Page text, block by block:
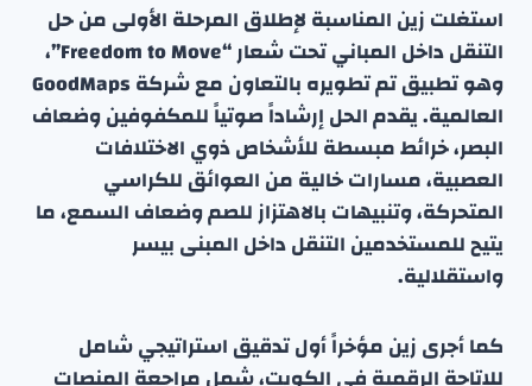
استغلت زين المناسبة لإطلاق المرحلة الأولى من حل
التنقل داخل المباني تحت شعار “Freedom to Move”،
وهو تطبيق تم تطويره بالتعاون مع شركة GoodMaps
العالمية. يقدم الحل إرشاداً صوتياً للمكفوفين وضعاف
البصر، خرائط مبسطة للأشخاص ذوي الاختلافات
العصبية، مسارات خالية من العوائق للكراسي
المتحركة، وتنبيهات بالاهتزاز للصم وضعاف السمع، ما
يتيح للمستخدمين التنقل داخل المبنى بيسر
واستقلالية.
كما أجرى زين مؤخراً أول تدقيق استراتيجي شامل
للإتاحة الرقمية في الكويت، شمل مراجعة المنصات